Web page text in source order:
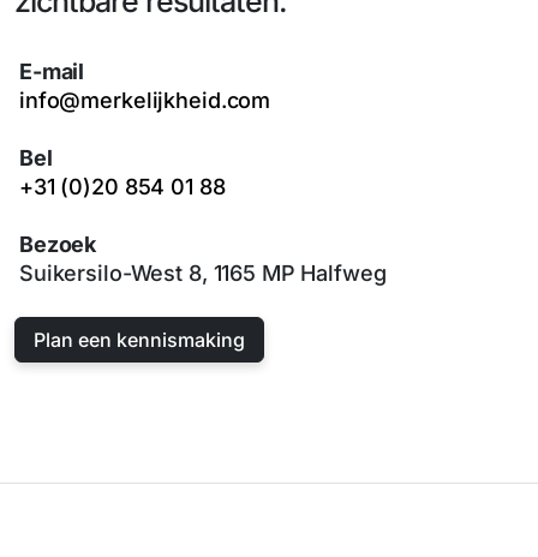
E-mail
info@merkelijkheid.com
Bel
+31 (0)20 854 01 88
Bezoek
Suikersilo-West 8, 1165 MP Halfweg
Plan een kennismaking